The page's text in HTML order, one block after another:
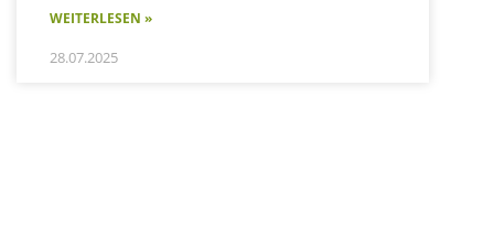
WEITERLESEN »
28.07.2025